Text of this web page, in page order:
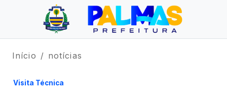
Início notícias
Visita Técnica